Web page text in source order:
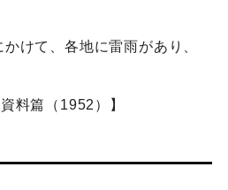
けて、各地に雷雨があり、
料篇（1952）】